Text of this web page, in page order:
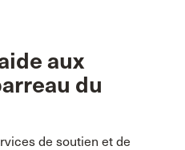
aux
du
de soutien et de